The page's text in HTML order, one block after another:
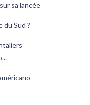
sa lancée
du Sud ?